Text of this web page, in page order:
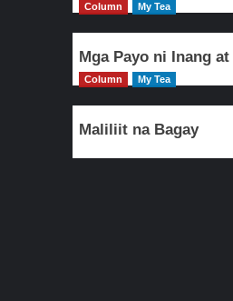
Column My Tea
Mga Payo ni Inang at
Column My Tea
Maliliit na Bagay